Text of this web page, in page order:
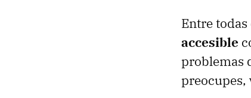
Entre
accesible
problemas
preocupes,